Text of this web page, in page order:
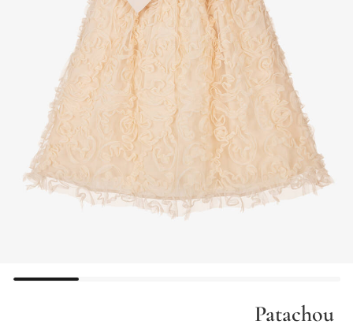
Patachou